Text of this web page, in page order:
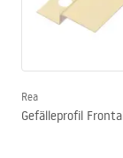
Rea
Gefälleprofil